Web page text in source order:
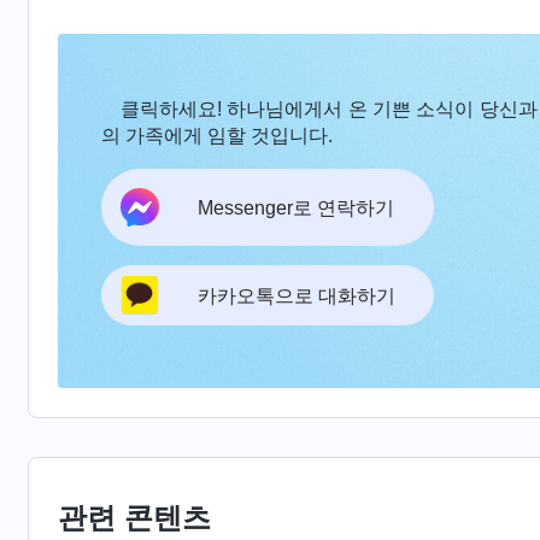
클릭하세요! 하나님에게서 온 기쁜 소식이 당신
의 가족에게 임할 것입니다.
Messenger로 연락하기
카카오톡으로 대화하기
관련 콘텐츠